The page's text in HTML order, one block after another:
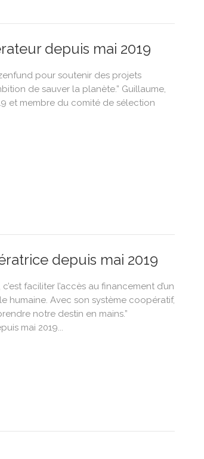
depuis mai 2019
pour soutenir des projets
de sauver la planète.” Guillaume,
et membre du comité de sélection
depuis mai 2019
faciliter l’accès au financement d’un
humaine. Avec son système coopératif,
notre destin en mains.”
mai 2019...